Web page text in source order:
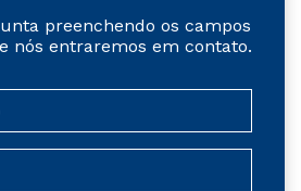
preenchendo os campos
nós entraremos em contato.